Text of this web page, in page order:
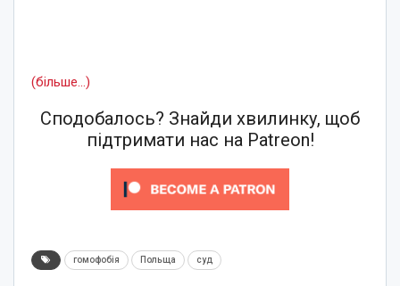
(більше…)
Сподобалось? Знайди хвилинку, щоб
підтримати нас на Patreon!
гомофобія Польща суд